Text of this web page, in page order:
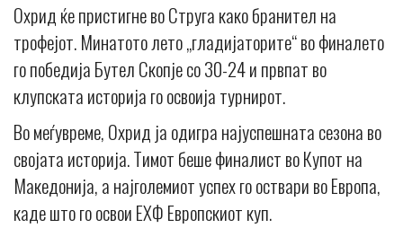
Oхрид ќе пристигне во Струга како бранител на
трофејот. Минатото лето „гладијаторите“ во финалето
го победија Бутел Скопје со 30-24 и првпат во
клупската историја го освоија турнирот.
Во меѓувреме, Охрид ја одигра најуспешната сезона во
својата историја. Тимот беше финалист во Купот на
Македонија, а најголемиот успех го оствари во Европа,
каде што го освои ЕХФ Европскиот куп.